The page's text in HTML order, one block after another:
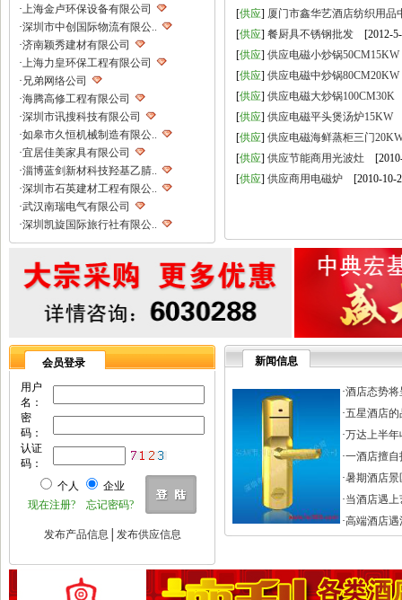
·上海金卢环保设备有限公司
·深圳市中创国际物流有限公..
·济南颖秀建材有限公司
·上海力皇环保工程有限公司
· 兄弟网络公司
·海腾高修工程有限公司
·深圳市讯搜科技有限公司
·如皋市久恒机械制造有限公..
·宜居佳美家具有限公司
·淄博蓝剑新材科技羟基乙腈..
·深圳市石英建材工程有限公..
·武汉南瑞电气有限公司
·深圳凯旋国际旅行社有限公..
·重庆天鹰起重机械有限公司
宁波高新区克法拉电子科技..
内蒙古铁骑村
香港欧世敦集团有限公司
·苏州朗玛过滤器材有限公司
·聊城正亿金属材料有限公司
·巩义市国华耐火材料厂
·河南省华升矿机有限公司
·高锋新颖建材（苏州）有限..
·广州劲封行工程机械有限公..
·西安旭航电子科技有限公司
四川亿舟电器设备有限公司
巩义市瑞祥供水材料有限公..
济南云畅网络技术有限公司
洛阳大泉水处理设备有限公..
·郑州大沽贸易有限公司
东莞市立达信皮革有限公司
[供应] 厦门市鑫华艺酒店纺织用品
[供应] 餐厨具不锈钢批发 [2012-
[供应] 供应电磁小炒锅50CM15KW
[供应] 供应电磁中炒锅80CM20KW
[供应] 供应电磁大炒锅100CM30K
[供应] 供应电磁平头煲汤炉15KW
[供应] 供应电磁海鲜蒸柜三门
[供应] 供应节能商用光波灶
[供应] 供应商用电磁炉 [2010-10-
会员登录
用户
名：
密
码：
认证
码：
个人
企业
现在注册?
忘记密码?
发布产品信息 发布供应信息
新闻信息
·酒店态势
·五星酒店
·万达上半
·一酒店擅自
·暑期酒店景
·当酒店遇
·高端酒店